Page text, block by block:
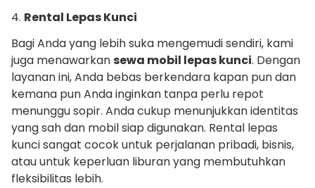
4. Rental Lepas Kunci
Bagi Anda yang lebih suka mengemudi sendiri, kami
juga menawarkansewa mobil lepas kunci. Dengan
layanan ini, Anda bebas berkendara kapan pun dan
kemana pun Anda inginkan tanpa perlu repot
menunggu sopir. Anda cukup menunjukkan identitas
yang sah dan mobil siap digunakan. Rental lepas
kunci sangat cocok untuk perjalanan pribadi, bisnis,
atau untuk keperluan liburan yang membutuhkan
fleksibilitas lebih.